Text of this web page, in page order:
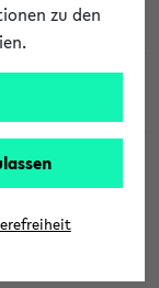
ist unbedingt
zu den